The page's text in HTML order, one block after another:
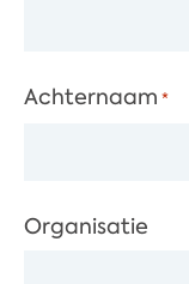
Achternaam *
Organisatie